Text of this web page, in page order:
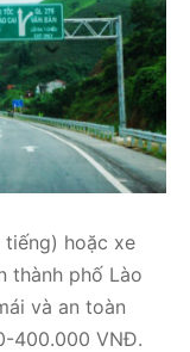
tiếng) hoặc xe
thành phố Lào
và an toàn
400.000 VNĐ.